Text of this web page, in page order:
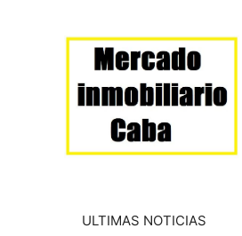
ULTIMAS NOTICIAS